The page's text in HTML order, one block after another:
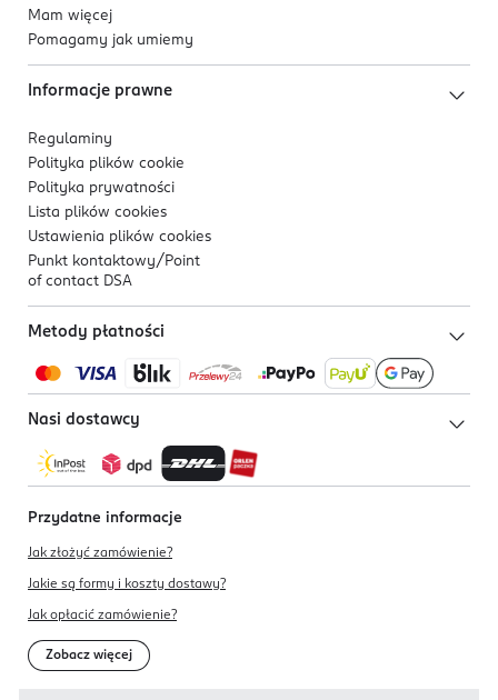
Mam więcej
Pomagamy jak umiemy
Informacje prawne
Regulaminy
Polityka plików cookie
Polityka prywatności
Lista plików cookies
Ustawienia plików cookies
Punkt kontaktowy/ Point
of contact DSA
Metody płatności
Nasi dostawcy
Przydatne informacje
Jak złożyć zamówienie?
Jakie są formy i koszty dostawy?
Jak opłacić zamówienie?
Zobacz więcej